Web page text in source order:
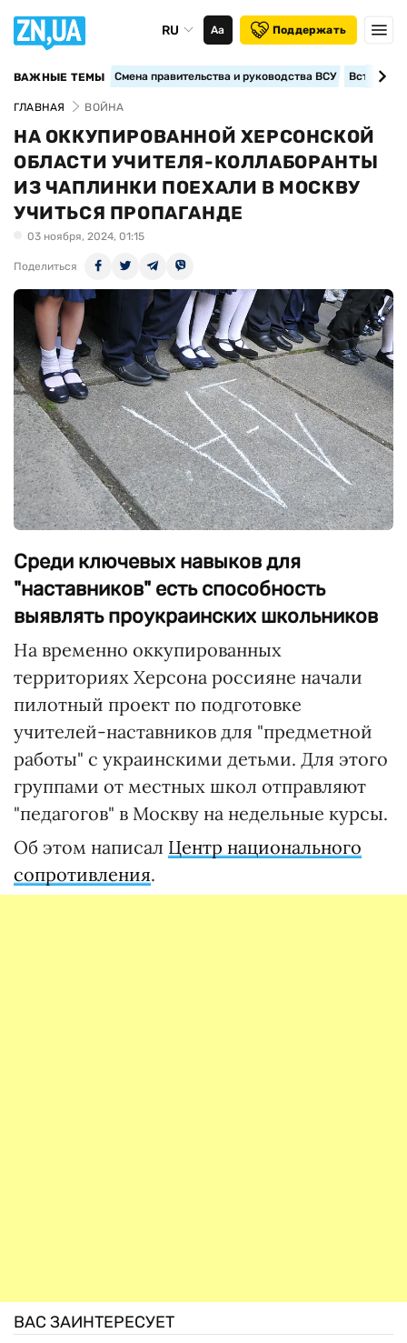
RU Аа Поддержать
ВАЖНЫЕ ТЕМЫ Смена правительства и руководства ВСУ
ГЛАВНАЯ ВОЙНА
НА ОККУПИРОВАННОЙ ХЕРСОНСКОЙ
ОБЛАСТИ УЧИТЕЛЯ-КОЛЛАБОРАНТЫ
ИЗ ЧАПЛИНКИ ПОЕХАЛИ В МОСКВУ
УЧИТЬСЯ ПРОПАГАНДЕ
03 ноября, 2024, 01:15
Поделиться
Среди ключевых навыков для
"наставников" есть способность
выявлять проукраинских школьников
На временно оккупированных
территориях Херсона россияне начали
пилотный проект по подготовке
учителей-наставников для "предметной
работы" с украинскими детьми. Для этого
группами от местных школ отправляют
"педагогов" в Москву на недельные курсы.
Об этом написал Центр национального
сопротивления.
ВАС ЗАИНТЕРЕСУЕТ